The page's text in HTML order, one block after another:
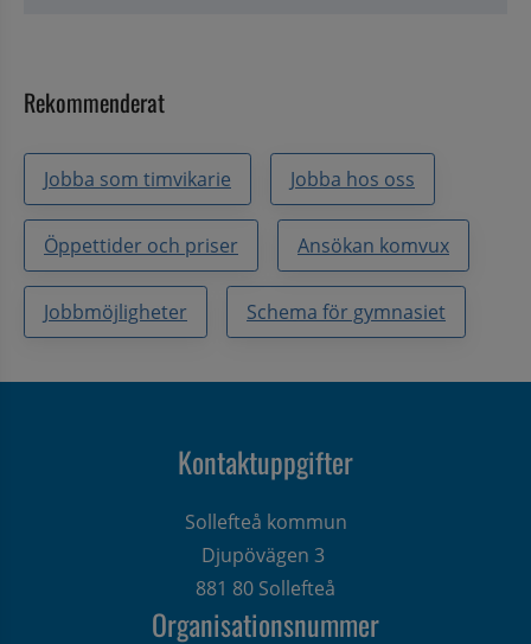
Rekommenderat
Jobba som timvikarie Jobba hos oss
Öppettider och priser Ansökan komvux
Jobbmöjligheter Schema för gymnasiet
Kontaktuppgifter
Sollefteå kommun
Djupövägen 3
881 80 Sollefteå
Organisationsnummer